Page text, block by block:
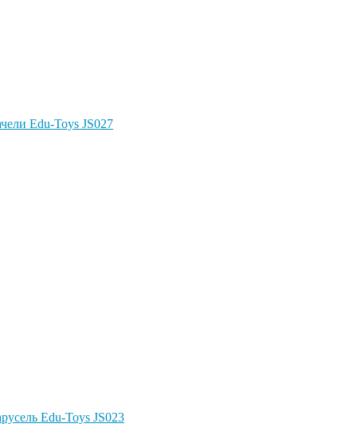
Edu-Toys JS027
Edu-Toys JS023